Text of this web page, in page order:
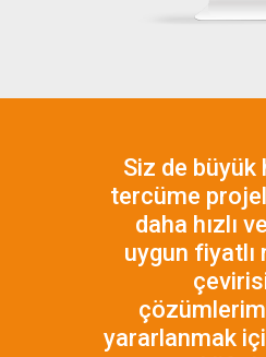
Siz de büyük
tercüme
daha hızlı
uygun fiyatlı
yararlanmak